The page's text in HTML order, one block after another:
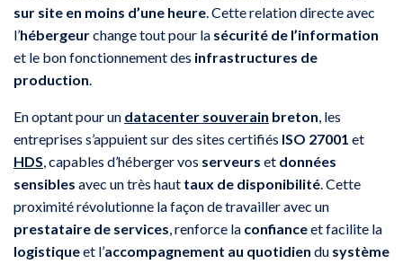
sur site en moins d’une heure. Cette relation directe avec
l’hébergeurchange tout pour la sécurité de l’information
et le bon fonctionnement des infrastructures de
production.
En optant pour un datacenter souverain breton, les
entreprises s’appuient sur des sites certifiés ISO 27001 et
HDS, capables d’héberger vos serveurs et données
sensibles avec un très haut taux de disponibilité. Cette
proximité révolutionne la façon de travailler avec un
prestataire de services, renforce la confianceet facilite la
logistiqueet l’accompagnement au quotidien du système